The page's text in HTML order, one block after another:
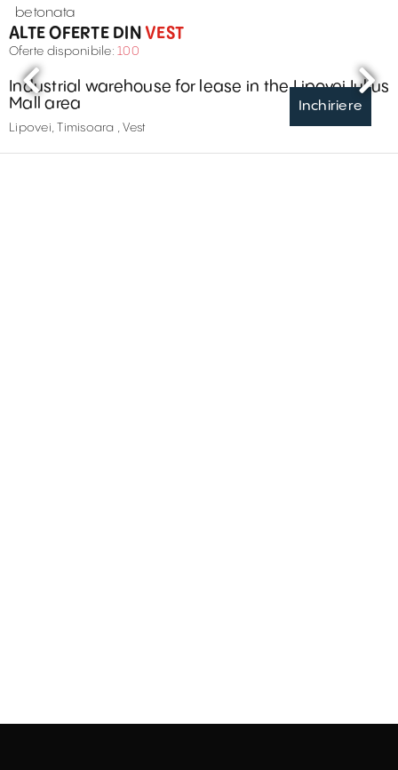
betonata
ALTE OFERTE DIN VEST
Oferte disponibile: 100
Inchiriere
Industrial warehouse for lease in the Lipovei Iulius
Mall area
Lipovei, Timisoara , Vest